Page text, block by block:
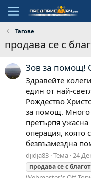
Тагове
продава се с
Зов за помощ!
Здравейте
един от най-
Рождество
за помощ. Много
претърпя
операция, която
безвъзмездна
djidja83 Тема 24
продавасес